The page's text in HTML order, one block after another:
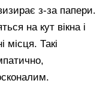
з-за папери.
на кут вікна і
Такі